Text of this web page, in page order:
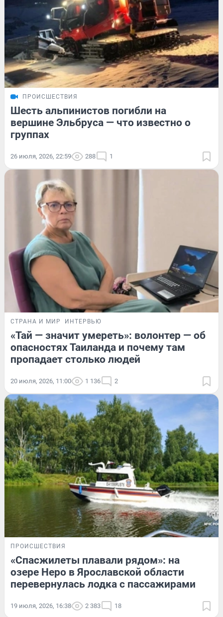
ПРОИСШЕСТВИЯ
Шесть альпинистов погибли на
вершине Эльбруса — что известно о
группах
26 июля, 2026, 22:59 288 1
СТРАНА И МИР ИНТЕРВЬЮ
«Тай — значит умереть»: волонтер — об
опасностях Таиланда и почему там
пропадает столько людей
20 июля, 2026, 11:00 1 136 2
ПРОИСШЕСТВИЯ
«Спасжилеты плавали рядом»: на
озере Неро в Ярославской области
перевернулась лодка с пассажирами
19 июля, 2026, 16:38 2 383 18